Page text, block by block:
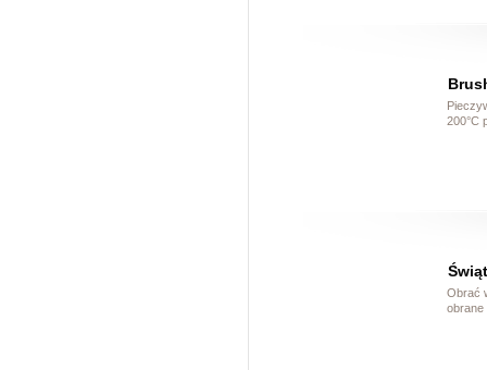
200°C
Obrać
obrane